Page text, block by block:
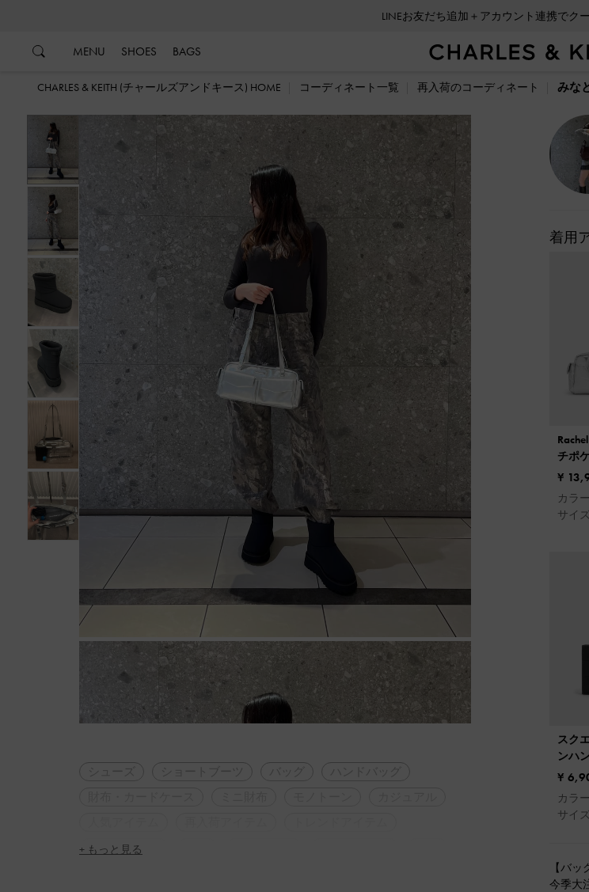
LINEお友だち追加＋アカウント連携でク
MENU SHOES BAGS
CHARLES & KEITH (チャールズアンドキース) HOME コーディネート一覧 再入荷のコーディネート みな
シューズ ショートブーツ
2WAY・3WAY
+ もっと見る
着用
チポ
バッ
¥
カラ
サイ
スク
ンハ
¥
カラ
サイ
【バッ
今季大